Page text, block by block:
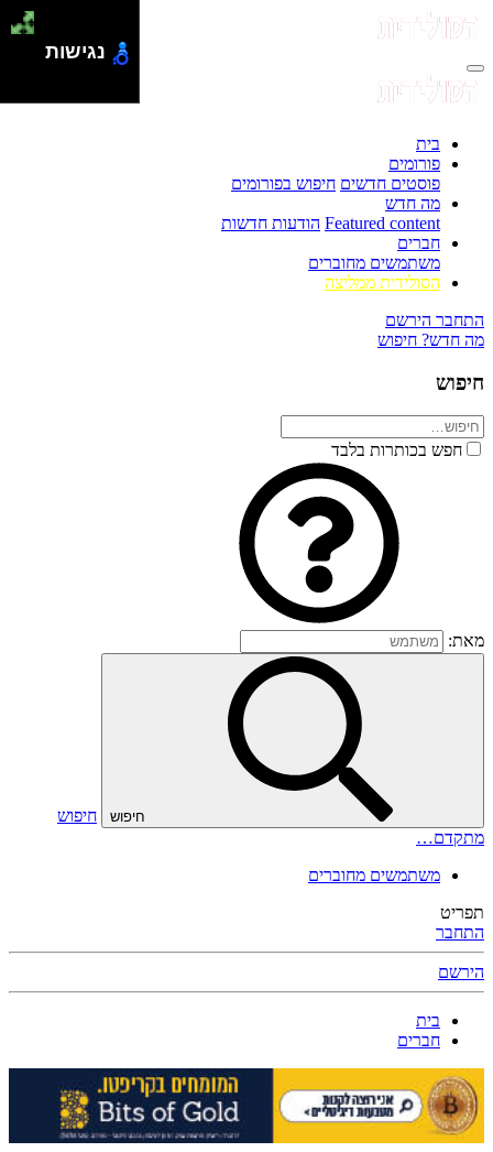
בית
פורומים
פוסטים חדשים חיפוש בפורומים
מה חדש
Featured content הודעות חדשות
חברים
משתמשים מחוברים
הסולידית ממליצה
התחבר הירשם
מה חדש? חיפוש
חיפוש
חפש בכותרות בלבד
מאת:
חיפוש
חיפוש
מתקדם…
משתמשים מחוברים
תפריט
התחבר
הירשם
בית
חברים
נגישות